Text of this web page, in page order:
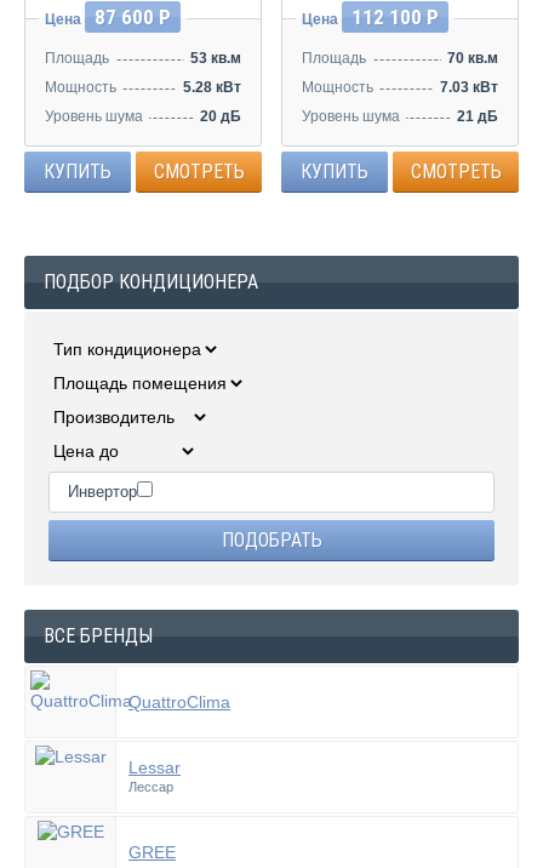
Цена 87 600 Р
Площадь
53 кв.м
Мощность
5.28 кВт
Уровень шума
20 дБ
КУПИТЬ СМОТРЕТЬ
Цена 112 100 Р
Площадь
70 кв.м
Мощность
7.03 кВт
Уровень шума
21 дБ
КУПИТЬ СМОТРЕТЬ
ПОДБОР КОНДИЦИОНЕРА
Инвертор
ВСЕ БРЕНДЫ
QuattroClima
Lessar
Лессар
GREE